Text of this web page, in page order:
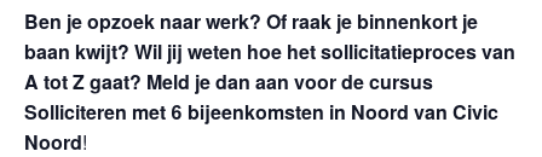
Ben je opzoek naar werk? Of raak je binnenkort je
baan kwijt? Wil jij weten hoe het sollicitatieproces van
A tot Z gaat? Meld je dan aan voor de cursus
Solliciteren met 6 bijeenkomsten in Noord van Civic
Noord!